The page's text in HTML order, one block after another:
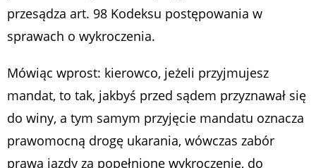
przesądza art. 98 Kodeksu postępowania w
sprawach o wykroczenia.
Mówiąc wprost: kierowco, jeżeli przyjmujesz
mandat, to tak, jakbyś przed sądem przyznawał się
do winy, a tym samym przyjęcie mandatu oznacza
prawomocną drogę ukarania, wówczas zabór
prawa jazdy za popełnione wykroczenie, do